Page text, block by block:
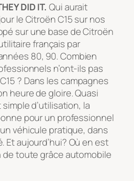
DID IT.Qui aurait
le Citroën C15 sur nos
sur une base de Citroën
français par
80, 90. Combien
n’ont-ils pas
? Dans les campagnes
heure de gloire. Quasi
d’utilisation, la
pour un professionnel
véhicule pratique, dans
Et aujourd’hui? Où en est
de toute grâce automobile